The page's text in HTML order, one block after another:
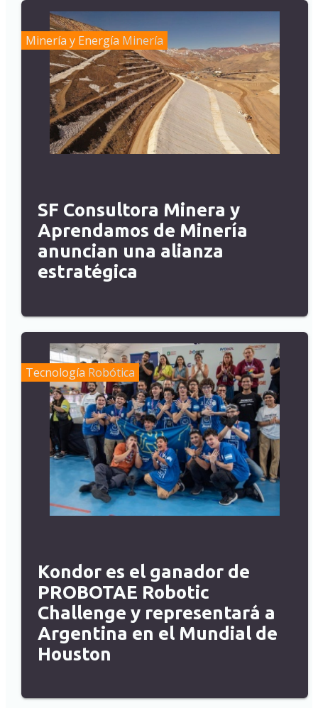
Minería y Energía Minería
SF Consultora Minera y
Aprendamos de Minería
anuncian una alianza
estratégica
Tecnología Robótica
Kondor es el ganador de
PROBOTAE Robotic
Challenge y representará a
Argentina en el Mundial de
Houston